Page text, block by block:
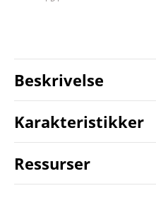
Beskrivelse
Karakteristikker
Ressurser